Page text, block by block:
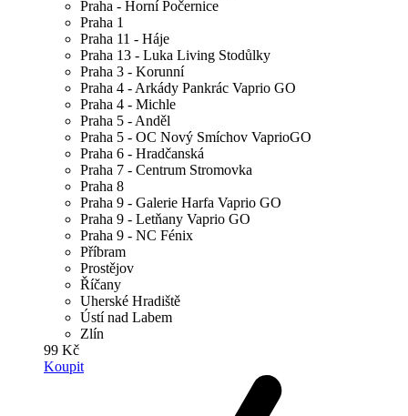
Praha - Horní Počernice
Praha 1
Praha 11 - Háje
Praha 13 - Luka Living Stodůlky
Praha 3 - Korunní
Praha 4 - Arkády Pankrác Vaprio GO
Praha 4 - Michle
Praha 5 - Anděl
Praha 5 - OC Nový Smíchov VaprioGO
Praha 6 - Hradčanská
Praha 7 - Centrum Stromovka
Praha 8
Praha 9 - Galerie Harfa Vaprio GO
Praha 9 - Letňany Vaprio GO
Praha 9 - NC Fénix
Příbram
Prostějov
Říčany
Uherské Hradiště
Ústí nad Labem
Zlín
99 Kč
Koupit